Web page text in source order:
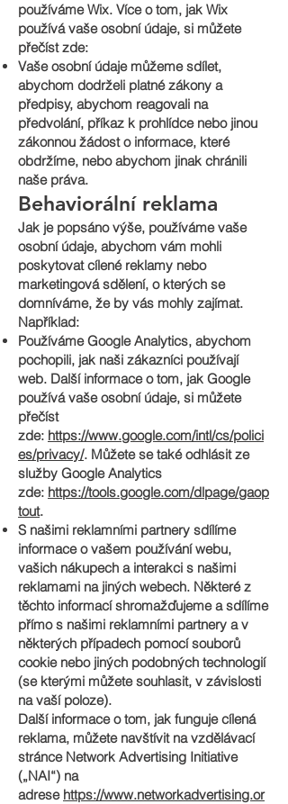
používáme Wix. Více o tom, jak Wix
používá vaše osobní údaje, si můžete
přečíst zde:
Vaše osobní údaje můžeme sdílet,
abychom dodrželi platné zákony a
předpisy, abychom reagovali na
předvolání, příkaz k prohlídce nebo jinou
zákonnou žádost o informace, které
obdržíme, nebo abychom jinak chránili
naše práva.
Behaviorální reklama
Jak je popsáno výše, používáme vaše
osobní údaje, abychom vám mohli
poskytovat cílené reklamy nebo
marketingová sdělení, o kterých se
domníváme, že by vás mohly zajímat.
Například:
Používáme Google Analytics, abychom
pochopili, jak naši zákazníci používají
web. Další informace o tom, jak Google
používá vaše osobní údaje, si můžete
přečíst
zde: https://www.google.com/intl/cs/polici
es/privacy/. Můžete se také odhlásit ze
služby Google Analytics
zde: https://tools.google.com/dlpage/gaop
tout.
S našimi reklamními partnery sdílíme
informace o vašem používání webu,
vašich nákupech a interakci s našimi
reklamami na jiných webech. Některé z
těchto informací shromažďujeme a sdílíme
přímo s našimi reklamními partnery a v
některých případech pomocí souborů
cookie nebo jiných podobných technologií
(se kterými můžete souhlasit, v závislosti
na vaší poloze).
Další informace o tom, jak funguje cílená
reklama, můžete navštívit na vzdělávací
stránce Network Advertising Initiative
(„NAI“) na
adrese https://www.networkadvertising.or